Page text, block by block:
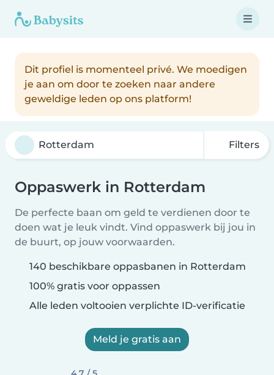
Dit profiel is momenteel privé. We moedigen
je aan om door te zoeken naar andere
geweldige leden op ons platform!
Filters
Oppaswerk in Rotterdam
De perfecte baan om geld te verdienen door te
doen wat je leuk vindt. Vind oppaswerk bij jou in
de buurt, op jouw voorwaarden.
140 beschikbare oppasbanen in Rotterdam
100% gratis voor oppassen
Alle leden voltooien verplichte ID-verificatie
Meld je gratis aan